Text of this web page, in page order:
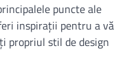
puncte ale
inspirații pentru a vă
propriul stil de design